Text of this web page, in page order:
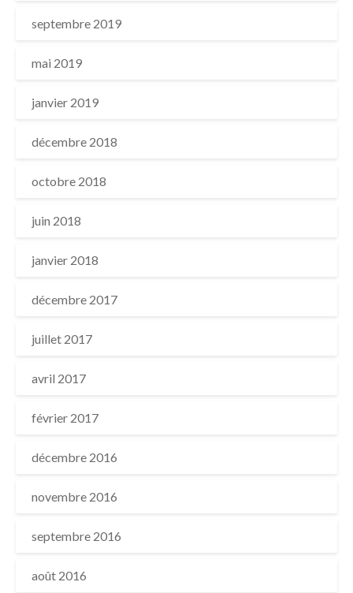
septembre 2019
mai 2019
janvier 2019
décembre 2018
octobre 2018
juin 2018
janvier 2018
décembre 2017
juillet 2017
avril 2017
février 2017
décembre 2016
novembre 2016
septembre 2016
août 2016